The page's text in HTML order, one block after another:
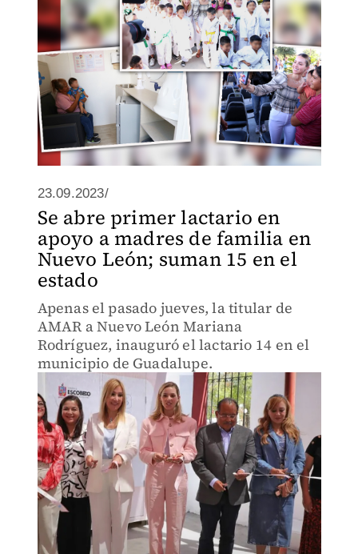
23.09.2023/
Se abre primer lactario en
apoyo a madres de familia en
Nuevo León; suman 15 en el
estado
Apenas el pasado jueves, la titular de
AMAR a Nuevo León Mariana
Rodríguez, inauguró el lactario 14 en el
municipio de Guadalupe.